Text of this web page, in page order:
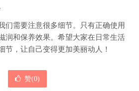
们需要注意很多细节。只有正确使用
润和保养效果。希望大家在日常生活
节，让自己变得更加美丽动人！
赞(0)